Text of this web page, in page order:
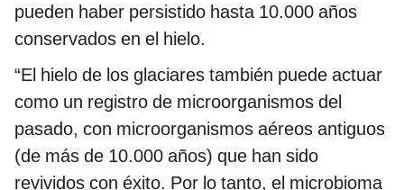
pueden haber persistido hasta 10.000 años
conservados en el hielo.
“El hielo de los glaciares también puede actuar
como un registro de microorganismos del
pasado, con microorganismos aéreos antiguos
(de más de 10.000 años) que han sido
revividos con éxito. Por lo tanto, el microbioma